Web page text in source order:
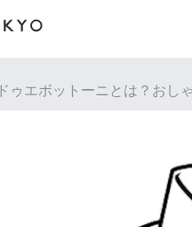
ドゥエボットーニとは？おし